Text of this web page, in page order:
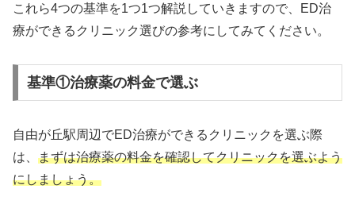
これら4つの基準を1つ1つ解説していきますので、ED治
療ができるクリニック選びの参考にしてみてください。
基準①治療薬の料金で選ぶ
自由が丘駅周辺でED治療ができるクリニックを選ぶ際
は、 まずは治療薬の料金を確認してクリニックを選ぶよう
にしましょう。